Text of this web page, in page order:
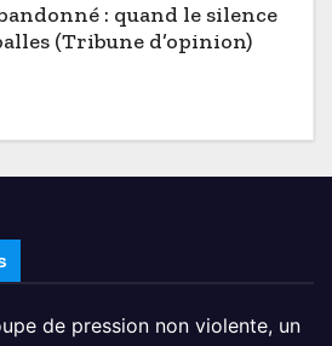
: quand le silence
(Tribune d’opinion)
de pression non violente, un